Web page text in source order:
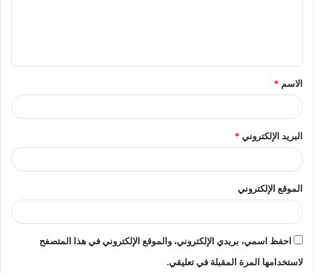
– كلية القرآن الكريم للقراءات وعلومها بطنطا.
– كلية الخدمة الاجتماعية للبنين بالخانكة، وفصول كلية الخدمة
الاجتماعية للبنين بتفهنا الأشراف.
– المعاهد الفنية بكليتي العلوم بالقاهرة وأسيوط.
– معهد معاوني القضاء بكليات الشريعة والقانون بالقاهرة
وطنطا ودمنهور وتفهنا الأشراف وأسيوط.
الاسم *
البريد الإلكتروني *
الموقع الإلكتروني
احفظ اسمي، بريدي الإلكتروني، والموقع الإلكتروني في هذا المتصفح
لاستخدامها المرة المقبلة في تعليقي.